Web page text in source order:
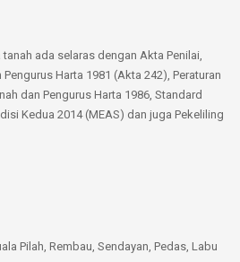
ada selaras dengan Akta Penilai,
Pengurus Harta 1981 (Akta 242), Peraturan
dan Pengurus Harta 1986, Standard
Kedua 2014 (MEAS) dan juga Pekeliling
Pilah, Rembau, Sendayan, Pedas, Labu